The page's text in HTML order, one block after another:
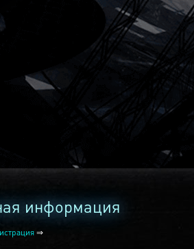
2240
информация
⇒